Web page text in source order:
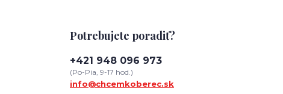
Potrebujete poradiť?
+421 948 096 973
(Po-Pia, 9-17 hod.)
info@chcemkoberec.sk